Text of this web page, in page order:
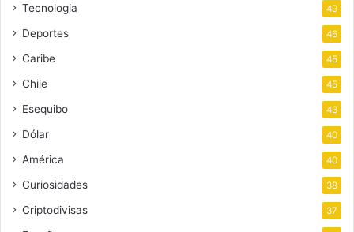
Tecnologia 49
Deportes 46
Caribe 45
Chile 45
Esequibo 43
Dólar 40
América 40
Curiosidades 38
Criptodivisas 37